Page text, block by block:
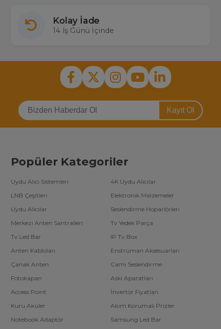
Kolay İade
14 İş Günü İçinde
Kayıt Ol
Popüler Kategoriler
Uydu Alıcı Sistemleri
4K Uydu Alıcılar
LNB Çeşitleri
Elektronik Malzemeler
Uydu Alıcılar
Seslendirme Hoparlörleri
Merkezi Anten Santralleri
Tv Yedek Parça
Tv Led Bar
IP Tv Box
Anten Kabloları
Enstrüman Aksesuarları
Çanak Anten
Cami Seslendirme
Fotokapan
Askı Aparatları
Access Point
İnvertör Fiyatları
Kuru Aküler
Akım Korumalı Prizler
Notebook Adaptör
Samsung Led Bar